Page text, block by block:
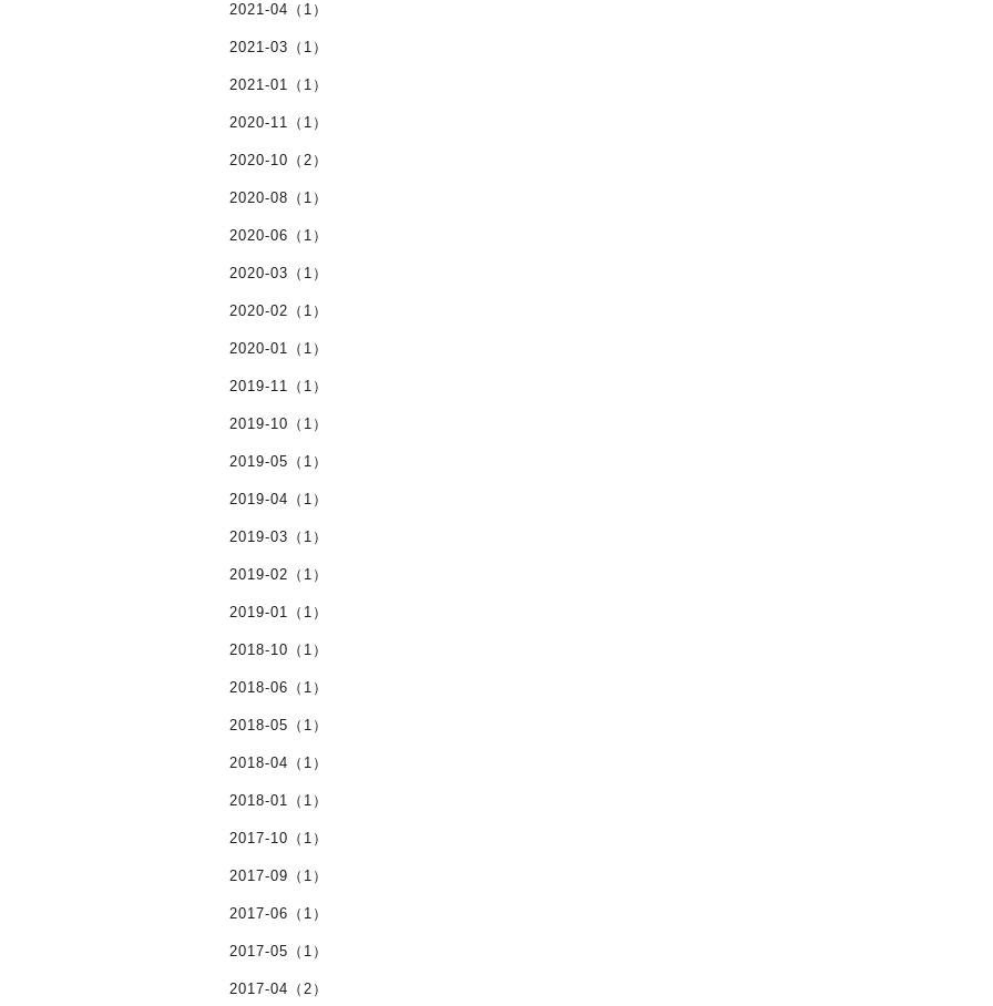
2021-04（1）
2021-03（1）
2021-01（1）
2020-11（1）
2020-10（2）
2020-08（1）
2020-06（1）
2020-03（1）
2020-02（1）
2020-01（1）
2019-11（1）
2019-10（1）
2019-05（1）
2019-04（1）
2019-03（1）
2019-02（1）
2019-01（1）
2018-10（1）
2018-06（1）
2018-05（1）
2018-04（1）
2018-01（1）
2017-10（1）
2017-09（1）
2017-06（1）
2017-05（1）
2017-04（2）